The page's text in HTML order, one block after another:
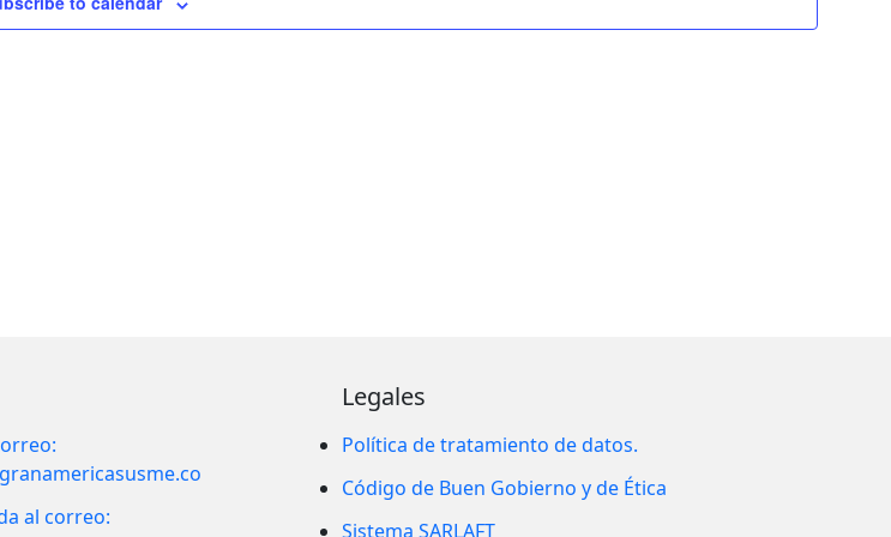
al correo:
Legales
Política de tratamiento de datos.
Código de Buen Gobierno y de Ética
Sistema SARLAFT